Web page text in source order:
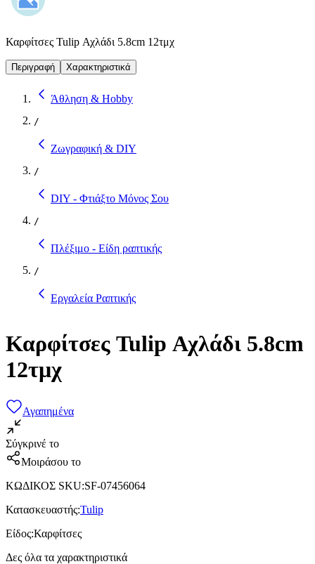
Καρφίτσες Tulip Αχλάδι 5.8cm 12τμχ
Περιγραφή Χαρακτηριστικά
Άθληση & Hobby
/
Ζωγραφική & DIY
/
DIY - Φτιάξτο Μόνος Σου
/
Πλέξιμο - Είδη ραπτικής
/
Εργαλεία Ραπτικής
Καρφίτσες Tulip Αχλάδι 5.8cm
12τμχ
Αγαπημένα
Σύγκρινέ το
Μοιράσου το
ΚΩΔΙΚΟΣ SKU:SF-07456064
Κατασκευαστής:Tulip
Είδος:Καρφίτσες
Δες όλα τα χαρακτηριστικά